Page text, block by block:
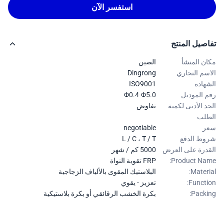
استفسر الآن
المنتج
المنشأ
الصين
التجاري
Dingrong
ISO9001
الموديل
Φ0.4-Φ5.0
الأدنى لكمية
تفاوض
negotiable
الدفع
L / C ، T / T
على العرض
5000 كم / شهر
Product
FRP تقوية النواة
البلاستيك المقوى بالألياف الزجاجية
تعزيز - يقوي
بكرة الخشب الرقائقي أو بكرة بلاستيكية